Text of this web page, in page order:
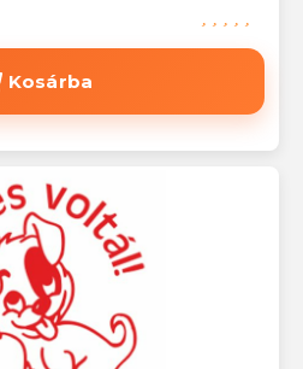
Kosárba